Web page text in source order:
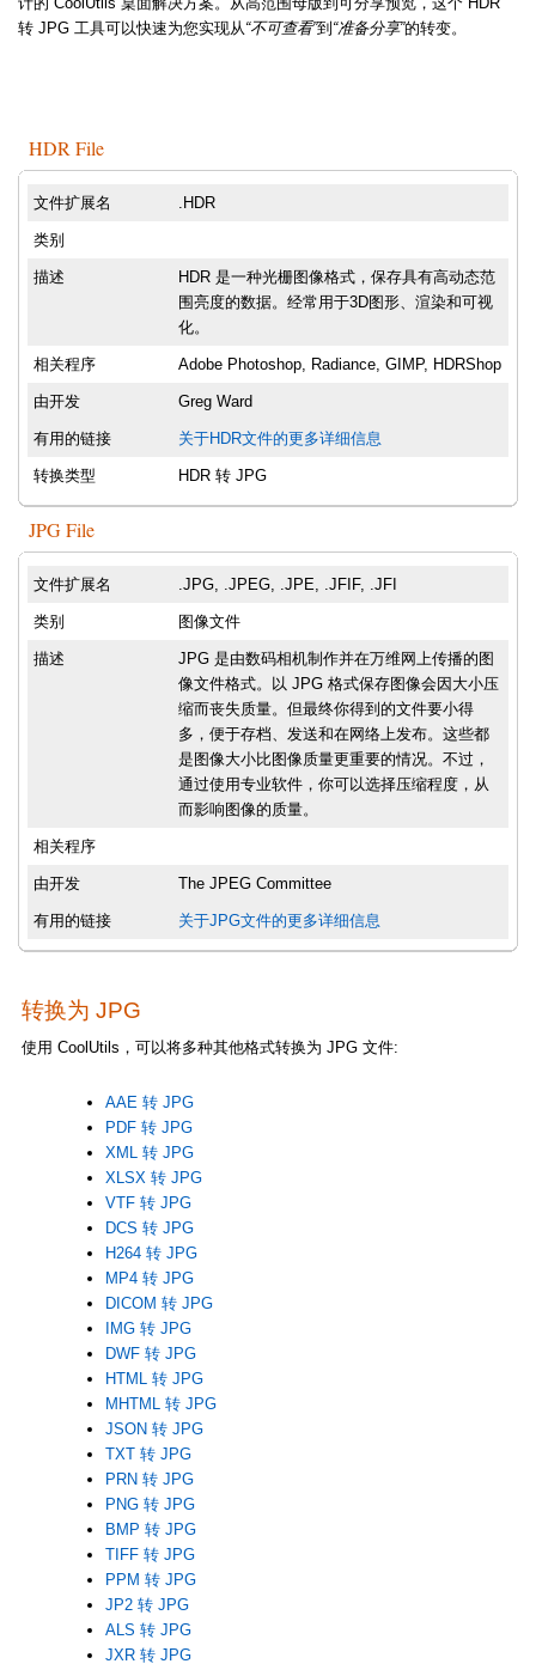
转 JPG 工具可以快速为您实现从“不可查看”到 “准备分享”的转变。
HDR File
文件扩展名 .HDR
类别
描述
HDR 是一种光栅图像格式，保存具有高动态范
围亮度的数据。经常用于3D图形、渲染和可视
化。
相关程序 Adobe Photoshop, Radiance, GIMP, HDRShop
由开发 Greg Ward
有用的链接 关于HDR文件的更多详细信息
转换类型 HDR 转 JPG
JPG File
文件扩展名 .JPG, .JPEG, .JPE, .JFIF, .JFI
类别 图像文件
描述
JPG 是由数码相机制作并在万维网上传播的图
像文件格式。以 JPG 格式保存图像会因大小压
缩而丧失质量。但最终你得到的文件要小得
多，便于存档、发送和在网络上发布。这些都
是图像大小比图像质量更重要的情况。不过，
通过使用专业软件，你可以选择压缩程度，从
而影响图像的质量。
相关程序
由开发 The JPEG Committee
有用的链接 关于JPG文件的更多详细信息
转换为 JPG
使用 CoolUtils，可以将多种其他格式转换为 JPG 文件:
AAE 转 JPG
PDF 转 JPG
XML 转 JPG
XLSX 转 JPG
VTF 转 JPG
DCS 转 JPG
H264 转 JPG
MP4 转 JPG
DICOM 转 JPG
IMG 转 JPG
DWF 转 JPG
HTML 转 JPG
MHTML 转 JPG
JSON 转 JPG
TXT 转 JPG
PRN 转 JPG
PNG 转 JPG
BMP 转 JPG
TIFF 转 JPG
PPM 转 JPG
JP2 转 JPG
ALS 转 JPG
JXR 转 JPG